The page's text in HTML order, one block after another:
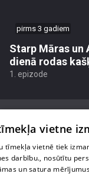
pirms 3 gadiem
Starp Māras un
dienā rodas
1. epizode
Par mums
vietne
tīmekļa vietnē tiek
darbību., nosūtītu
un satura